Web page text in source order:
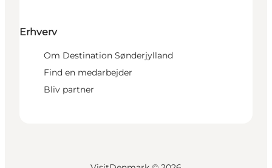
Erhverv
Om Destination Sønderjylland
Find en medarbejder
Bliv partner